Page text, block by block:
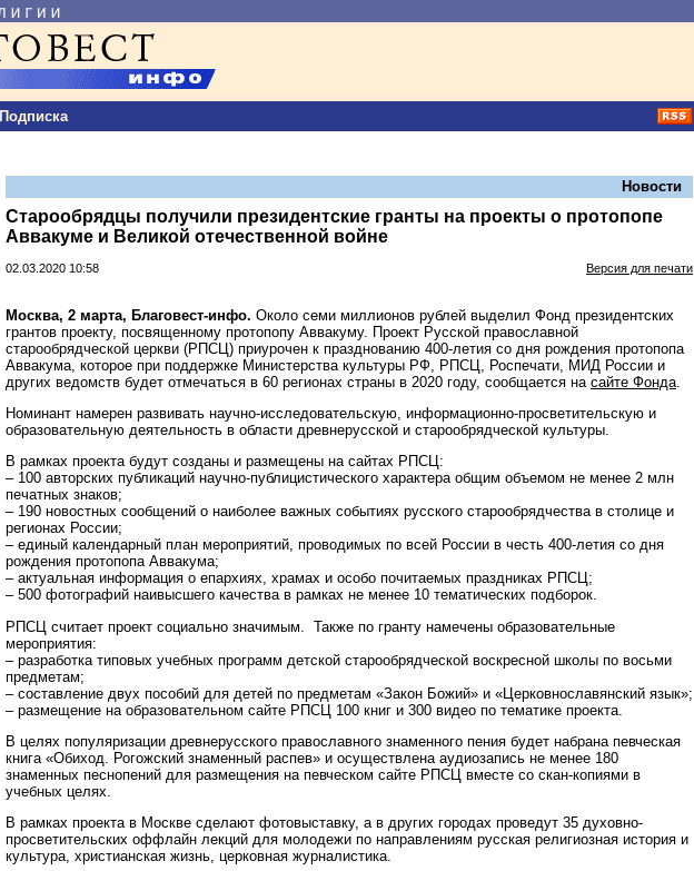
Подписка
Новости
Старообрядцы получили президентские гранты на проекты о протопопе
Аввакуме и Великой отечественной войне
02.03.2020 10:58 Версия для печати
Москва, 2 марта, Благовест-инфо. Около семи миллионов рублей выделил Фонд президентских
грантов проекту, посвященному протопопу Аввакуму. Проект Русской православной
старообрядческой церкви (РПСЦ) приурочен к празднованию 400-летия со дня рождения протопопа
Аввакума, которое при поддержке Министерства культуры РФ, РПСЦ, Роспечати, МИД России и
других ведомств будет отмечаться в 60 регионах страны в 2020 году, сообщается на сайте Фонда
Номинант намерен развивать научно-исследовательскую, информационно-просветительскую и
образовательную деятельность в области древнерусской и старообрядческой культуры.
В рамках проекта будут созданы и размещены на сайтах РПСЦ:
– 100 авторских публикаций научно-публицистического характера общим объемом не менее 2 млн
печатных знаков;
– 190 новостных сообщений о наиболее важных событиях русского старообрядчества в столице и
регионах России;
– единый календарный план мероприятий, проводимых по всей России в честь 400-летия со дня
рождения протопопа Аввакума;
– актуальная информация о епархиях, храмах и особо почитаемых праздниках РПСЦ;
– 500 фотографий наивысшего качества в рамках не менее 10 тематических подборок.
РПСЦ считает проект социально значимым. Также по гранту намечены образовательные
мероприятия:
– разработка типовых учебных программ детской старообрядческой воскресной школы по восьми
предметам;
– составление двух пособий для детей по предметам «Закон Божий» и «Церковнославянский язык»;
– размещение на образовательном сайте РПСЦ 100 книг и 300 видео по тематике проекта.
В целях популяризации древнерусского православного знаменного пения будет набрана певческая
книга «Обиход. Рогожский знаменный распев» и осуществлена аудиозапись не менее 180
знаменных песнопений для размещения на певческом сайте РПСЦ вместе со скан-копиями в
учебных целях.
В рамках проекта в Москве сделают фотовыставку, а в других городах проведут 35 духовно-
просветительских оффлайн лекций для молодежи по направлениям русская религиозная история и
культура, христианская жизнь, церковная журналистика.